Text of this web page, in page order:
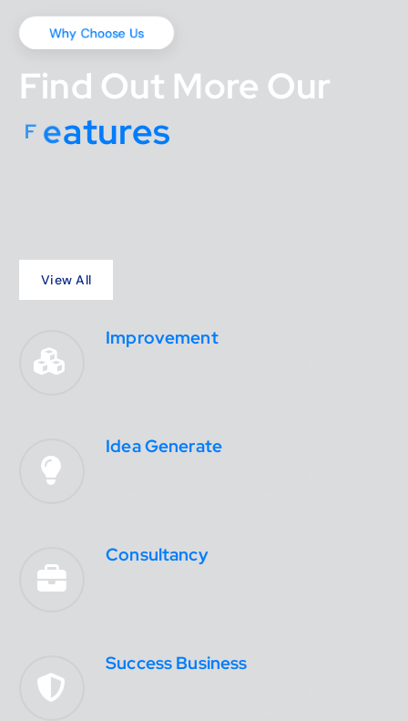
Why Choose Us
Find Out More Our
Features
Improvement
Idea Generate
Consultancy
Success Business